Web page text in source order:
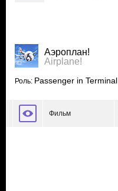
Аэроплан!
Airplane!
Роль: Passenger in Terminal
Фильм